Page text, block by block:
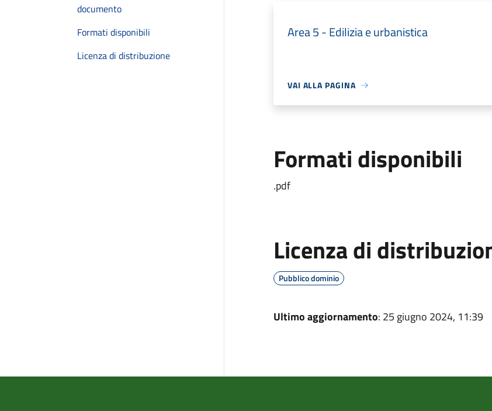
documento
Formati disponibili
Licenza di distribuzione
Area 5 - Edilizia e urbanistica
VAI ALLA PAGINA
Formati disponibili
.pdf
Licenza di
Pubblico dominio
Ultimo aggiornamento: 25 giugno 2024, 11:39